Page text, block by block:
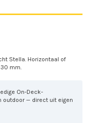
Stella. Horizontaal of
mm.
On-Deck-
outdoor — direct uit eigen